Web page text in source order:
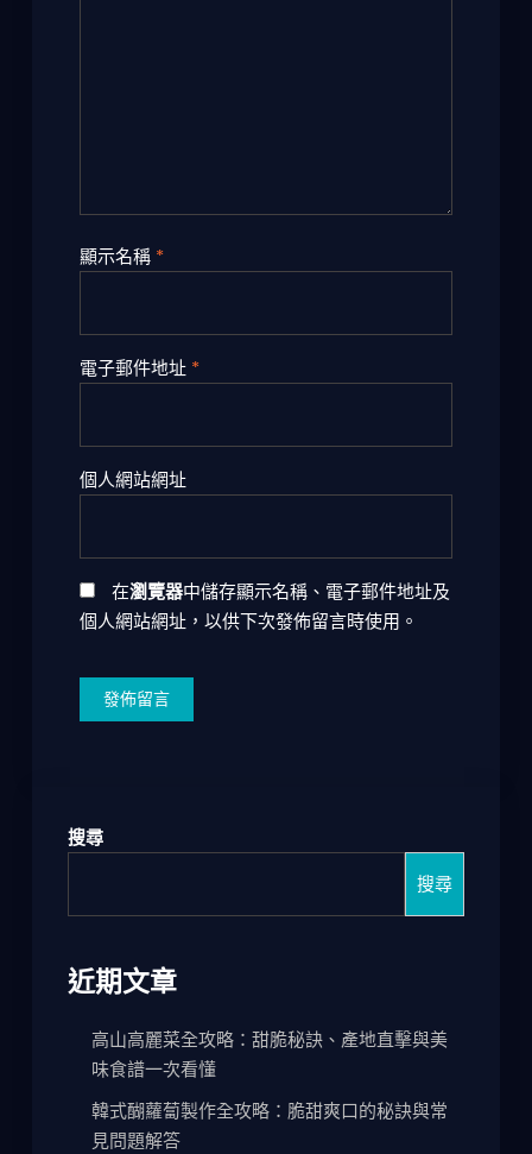
顯示名稱 *
電子郵件地址 *
個人網站網址
在瀏覽器中儲存顯示名稱、電子郵件地址及
個人網站網址，以供下次發佈留言時使用。
搜尋
搜尋
近期文章
高山高麗菜全攻略：甜脆秘訣、產地直擊與美
味食譜一次看懂
韓式醐蘿蔔製作全攻略：脆甜爽口的秘訣與常
見問題解答